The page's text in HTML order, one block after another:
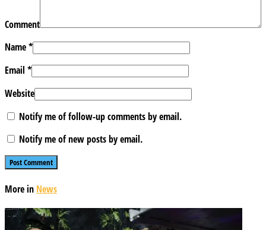
Comment
Name*
Email *
Website
Notify me of follow-up comments by email.
Notify me of new posts by email.
More in News